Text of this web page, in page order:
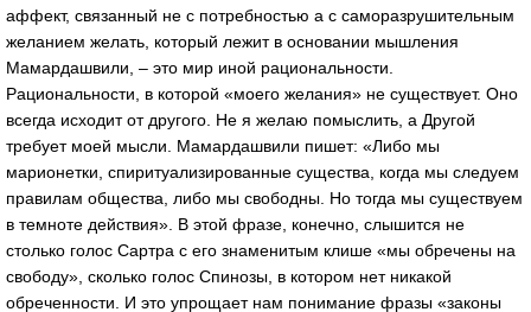
аффект, связанный не с потребностью а с саморазрушительным
желанием желать, который лежит в основании мышления
Мамардашвили, – это мир иной рациональности.
Рациональности, в которой «моего желания» не существует. Оно
всегда исходит от другого. Не я желаю помыслить, а Другой
требует моей мысли. Мамардашвили пишет: «Либо мы
марионетки, спиритуализированные существа, когда мы следуем
правилам общества, либо мы свободны. Но тогда мы существуем
в темноте действия». В этой фразе, конечно, слышится не
столько голос Сартра с его знаменитым клише «мы обречены на
свободу», сколько голос Спинозы, в котором нет никакой
обреченности. И это упрощает нам понимание фразы «законы